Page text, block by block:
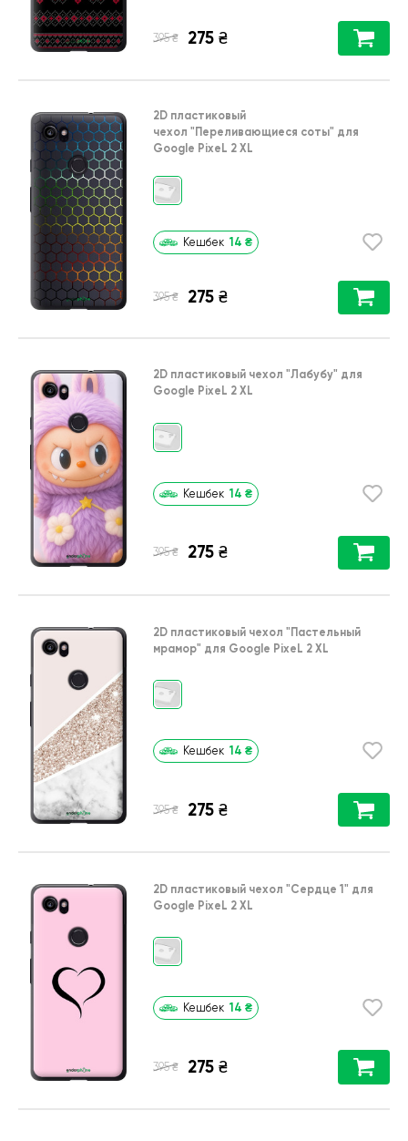
395 ₴ 275 ₴
2D пластиковый
чехол "Переливающиеся соты" для
Google PixeL 2 XL
Кешбек 14 ₴
395 ₴ 275 ₴
2D пластиковый чехол "Лабубу" для
Google PixeL 2 XL
Кешбек 14 ₴
395 ₴ 275 ₴
2D пластиковый чехол "Пастельный
мрамор" для Google PixeL 2 XL
Кешбек 14 ₴
395 ₴ 275 ₴
2D пластиковый чехол "Сердце 1" для
Google PixeL 2 XL
Кешбек 14 ₴
395 ₴ 275 ₴